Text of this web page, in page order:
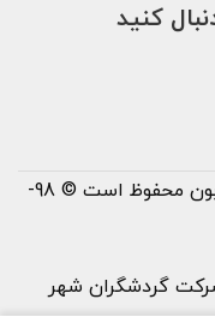
کنید
تمامی حقوق این وب سایت برای میزبون محفوظ است © 98-
از شرکت گردشگران شهر